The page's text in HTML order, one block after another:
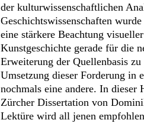
der kulturwissenschaftlichen
Geschichtswissenschaften
eine stärkere Beachtung
Kunstgeschichte gerade für die
Erweiterung der Quellenbasis
Umsetzung dieser Forderung in
nochmals eine andere. In dieser
Zürcher Dissertation von
Lektüre wird all jenen